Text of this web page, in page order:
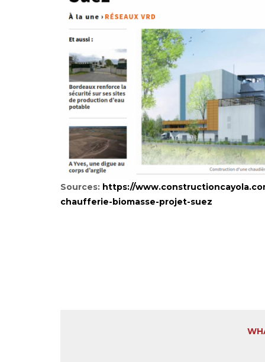
Sources: https://
chaufferie-biomasse-projet-suez